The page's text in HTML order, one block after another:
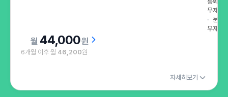
무제한
문자
무제한
44,000원
6개월 이후 월 46,200원
자세히보기